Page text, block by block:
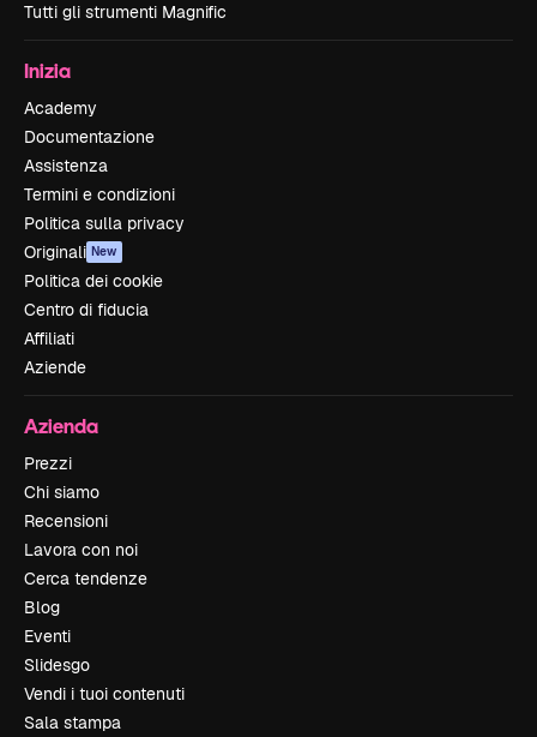
Tutti gli strumenti Magnific
Inizia
Academy
Documentazione
Assistenza
Termini e condizioni
Politica sulla privacy
Originali New
Politica dei cookie
Centro di fiducia
Affiliati
Aziende
Azienda
Prezzi
Chi siamo
Recensioni
Lavora con noi
Cerca tendenze
Blog
Eventi
Slidesgo
Vendi i tuoi contenuti
Sala stampa